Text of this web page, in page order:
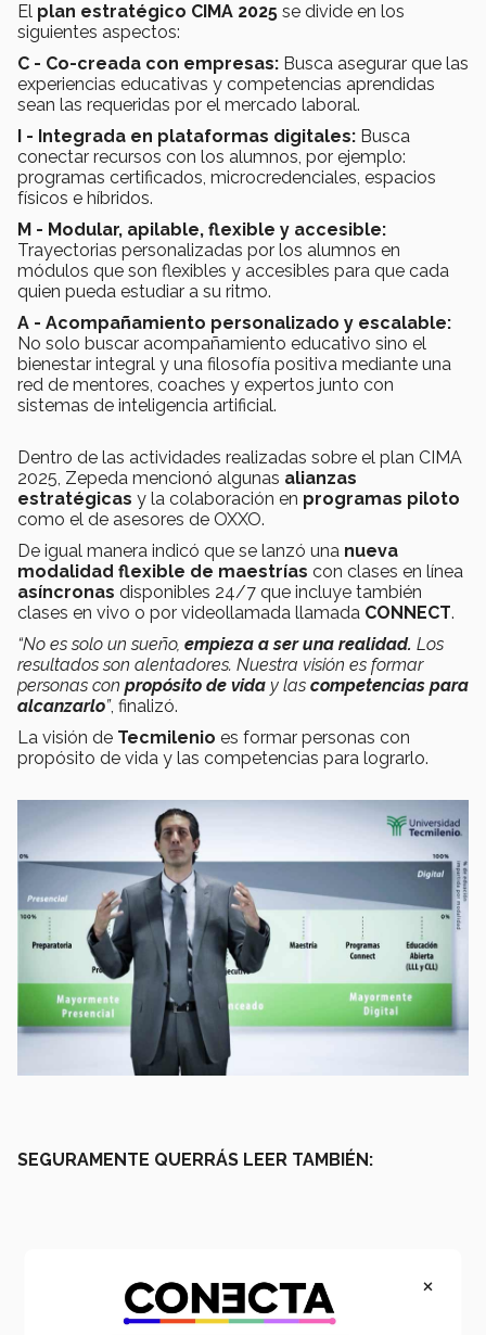
El plan estratégico CIMA 2025 se divide en los
siguientes aspectos:
C - Co-creada con empresas: Busca asegurar que las
experiencias educativas y competencias aprendidas
sean las requeridas por el mercado laboral.
I - Integrada en plataformas digitales: Busca
conectar recursos con los alumnos, por ejemplo:
programas certificados, microcredenciales, espacios
físicos e híbridos.
M - Modular, apilable, flexible y accesible:
Trayectorias personalizadas por los alumnos en
módulos que son flexibles y accesibles para que cada
quien pueda estudiar a su ritmo.
A - Acompañamiento personalizado y escalable:
No solo buscar acompañamiento educativo sino el
bienestar integral y una filosofía positiva mediante una
red de mentores, coaches y expertos junto con
sistemas de inteligencia artificial.
Dentro de las actividades realizadas sobre el plan CIMA
2025, Zepeda mencionó algunas alianzas
estratégicas y la colaboración en programas piloto
como el de asesores de OXXO.
De igual manera indicó que se lanzó una nueva
modalidad flexible de maestrías con clases en línea
asíncronas disponibles 24/7 que incluye también
clases en vivo o por videollamada llamada CONNECT.
“No es solo un sueño, empieza a ser una realidad. Los
resultados son alentadores. Nuestra visión es formar
personas con propósito de vida y las competencias para
alcanzarlo”, finalizó.
La visión de Tecmilenio es formar personas con
propósito de vida y las competencias para lograrlo.
SEGURAMENTE QUERRÁS LEER TAMBIÉN:
×